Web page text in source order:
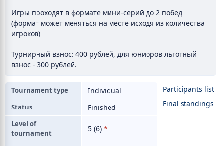
Игры проходят в формате мини-серий до 2 побед
(формат может меняться на месте исходя из количества
игроков)
Турнирный взнос: 400 рублей, для юниоров льготный
взнос - 300 рублей.
Participants list
Final standings
Tournament type Individual
Status Finished
Level of
tournament
5 (6) *